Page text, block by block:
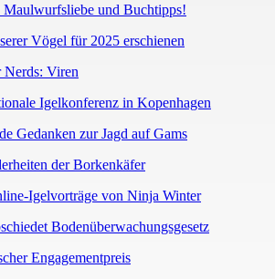
Maulwurfsliebe und Buchtipps!
Vögel für 2025 erschienen
Viren
Igelkonferenz in Kopenhagen
Gedanken zur Jagd auf Gams
der Borkenkäfer
Igelvorträge von Ninja Winter
Bodenüberwachungsgesetz
Engagementpreis